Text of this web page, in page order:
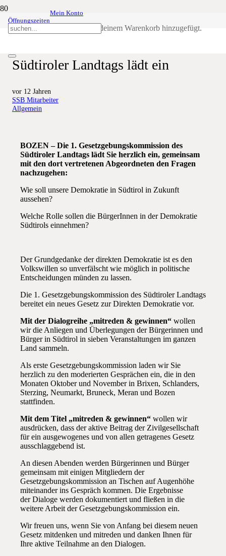
Öffnungszeiten
Mein Konto
wurde deinem Warenkorb hinzugefügt.
Direkte Demokratie: Die 1.
Südtiroler Landtags lädt ein
vor 12 Jahren
SSB Mitarbeiter
Allgemein
BOZEN –Die 1. Gesetzgebungskommission des
Südtiroler Landtags lädt Sie herzlich ein, gemeinsam
mit den dort vertretenen Abgeordneten den Fragen
nachzugehen:
Wie soll unsere Demokratie in Südtirol in Zukunft
aussehen?
Welche Rolle sollen die BürgerInnen in der Demokratie
Südtirols einnehmen?
Der Grundgedanke der direkten Demokratie ist es den
Volkswillen so unverfälscht wie möglich in politische
Entscheidungen münden zu lassen.
Die 1. Gesetzgebungskommission des Südtiroler Landtags
bereitet ein neues Gesetz zur Direkten Demokratie vor.
Mit der Dialogreihe „mitreden & gewinnen“ wollen
wir die Anliegen und Überlegungen der Bürgerinnen und
Bürger in Südtirol in sieben Veranstaltungen im ganzen
Land sammeln.
Als erste Gesetzgebungskommission laden wir Sie
herzlich zu den moderierten Gesprächen ein, die in den
Monaten Oktober und November in Brixen, Schlanders,
Sterzing, Neumarkt, Bruneck, Meran und Bozen
stattfinden.
Mit dem Titel „mitreden & gewinnen“ wollen wir
ausdrücken, dass der aktive Beitrag der Zivilgesellschaft
für ein ausgewogenes und von allen getragenes Gesetz
ausschlaggebend ist.
An diesen Abenden werden Bürgerinnen und Bürger
gemeinsam mit einigen Mitgliedern der
Gesetzgebungskommission an Tischen auf Augenhöhe
miteinander ins Gespräch kommen. Die Ergebnisse
der Dialoge werden dokumentiert und fließen in die
weitere Arbeit der Gesetzgebungskommission ein.
Wir freuen uns, wenn Sie von Anfang bei diesem neuen
Gesetz mitdenken und mitreden und danken Ihnen für
Ihre aktive Teilnahme an den Dialogen.